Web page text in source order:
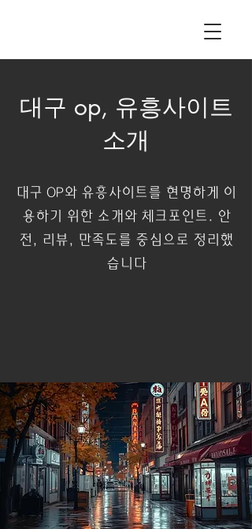
대구 op, 유흥사이트
소개
대구 OP와 유흥사이트를 현명하게 이
용하기 위한 소개와 체크포인트. 안
전, 리뷰, 만족도를 중심으로 정리했
습니다